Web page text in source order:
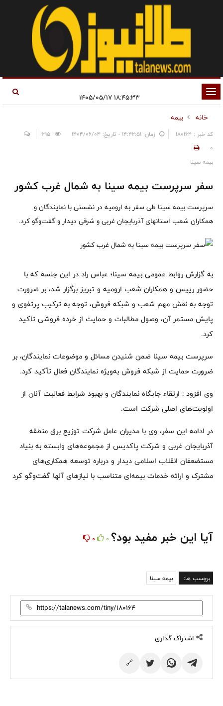
تغییر
وضعیت
ناوبری
خانه
بیمه
کد خبر : 180164 زمان: ۱۴:۴۲:۵۱ - تاریخ: ۱۴۰۴/۰۶/۰۴
0
بیمه سینا
سفر سرپرست بیمه سینا به شمال غرب کشور
سرپرست بیمه سینا طی سفر به ارومیه در نشستی با نمایندگان و
همکاران شعب استانهای آذربایجان غربی و شرقی دیدار و گفت‌وگو کرد.
به گزارش روابط عمومی بیمه سینا؛ عباس راد در این جلسه که با
حضور رییس و همکاران شعب ارومیه و تبریز برگزار شد، بر ضرورت
توجه به نقش مهم شعب و شبکه فروش، توجه به ترکیب پرتفوی و
پایش مستمر آن، وصول مطالبات و حمایت از خرده فروشی تاکید
کرد.
سرپرست بیمه سینا ضمن شنیدن مسائل و موضوعات نمایندگان، بر
ضرورت حمایت از شبکه فروش به‌ویژه نمایندگان فعال تأکید کرد.
وی افزود : ارتقاء جایگاه نمایندگان و بهبود شرایط فعالیت آنان از
اولویت‌های اصلی شرکت است.
در ادامه این سفر، وی با مدیران عامل شرکت توزیع برق منطقه
آذربایجان غربی و شرکت پاکدیس از مجموعه‌های وابسته به بنیاد
مستضعفان انقلاب اسلامی دیدار و درباره توسعه همکاری‌های
مشترک و ارائه خدمات بیمه‌ای متناسب با نیازهای آنها گفت‌وگو کرد
آیا این خبر مفید بود؟ 0
0
برچسب ها: بیمه سینا
اشتراک گذاری
🔗